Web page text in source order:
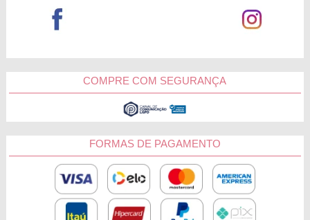
COMPRE COM SEGURANÇA
FORMAS DE PAGAMENTO